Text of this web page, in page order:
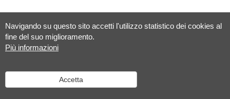
Navigando su questo sito accetti l'utilizzo statistico dei cookies al
fine del suo miglioramento.
Più informazioni
Accetta